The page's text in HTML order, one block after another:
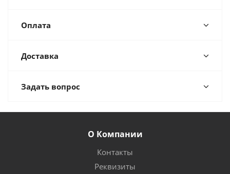
Оплата
Доставка
Задать вопрос
О Компании
Контакты
Реквизиты